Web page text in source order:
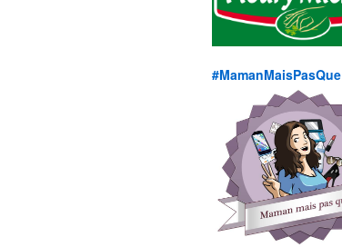
#MamanMaisPasQue